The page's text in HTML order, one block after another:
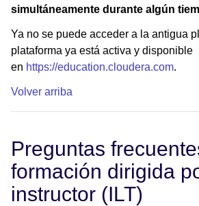
simultáneamente durante algún
Ya no se puede acceder a la antigua
plataforma ya está activa y disponible
en https://education.cloudera.com.
Volver arriba
Preguntas
formación dirigida
instructor (ILT)